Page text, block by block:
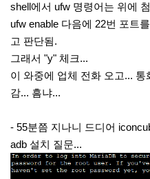
shell에서 ufw 명령어는 위에
ufw enable 다음에 22번 포트
고 판단됨.
그래서 "y" 체크...
이 와중에 업체 전화 오고...
감... 흠냐...
- 55분쯤 지나니 드디어
adb 설치 질문...